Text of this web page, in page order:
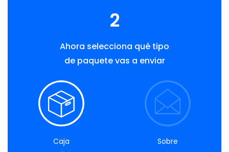
2
Ahora selecciona qué tipo
de paquete vas a enviar
Caja Sobre